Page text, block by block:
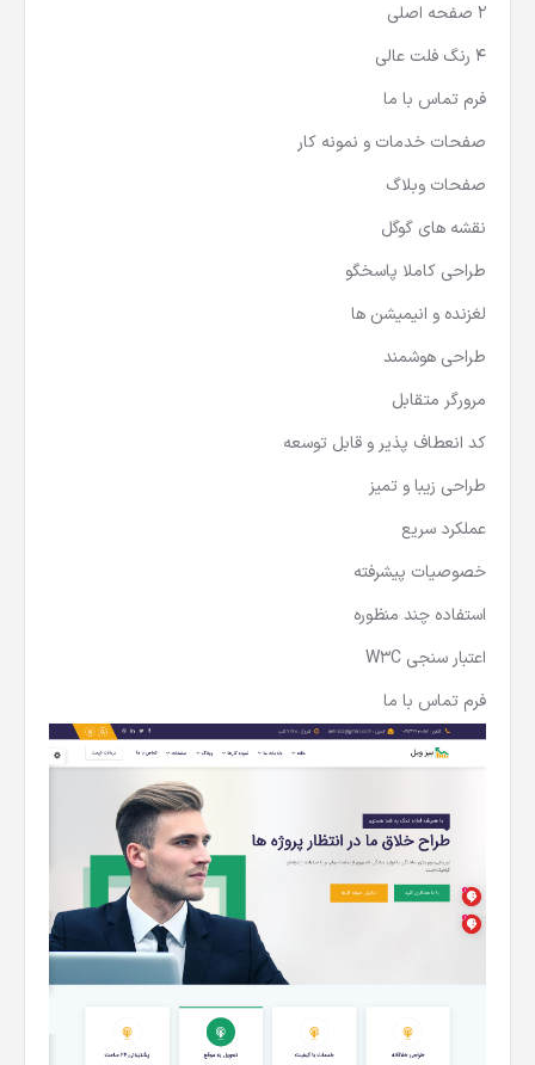
2 صفحه اصلی
4 رنگ فلت عالی
فرم تماس با ما
صفحات خدمات و نمونه کار
صفحات وبلاگ
نقشه های گوگل
طراحی کاملا پاسخگو
لغزنده و انیمیشن ها
طراحی هوشمند
مرورگر متقابل
کد انعطاف پذیر و قابل توسعه
طراحی زیبا و تمیز
عملکرد سریع
خصوصیات پیشرفته
استفاده چند منظوره
اعتبار سنجی W3C
فرم تماس با ما